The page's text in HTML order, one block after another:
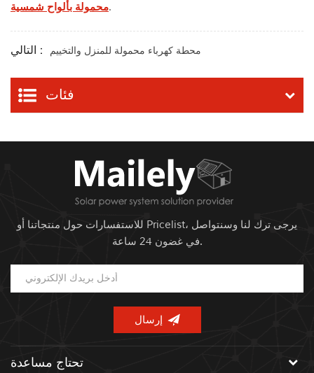
محمولة بألواح شمسية.
التالي : محطة كهرباء محمولة للمنزل والتخييم
فئات
للاستفسارات حول منتجاتنا أو Pricelist، يرجى ترك لنا وسنتواصل
في غضون 24 ساعة.
تحتاج مساعدة